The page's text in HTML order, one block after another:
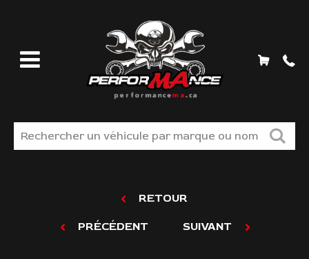
LIQUIDATION
RETOUR
PRÉCÉDENT SUIVANT